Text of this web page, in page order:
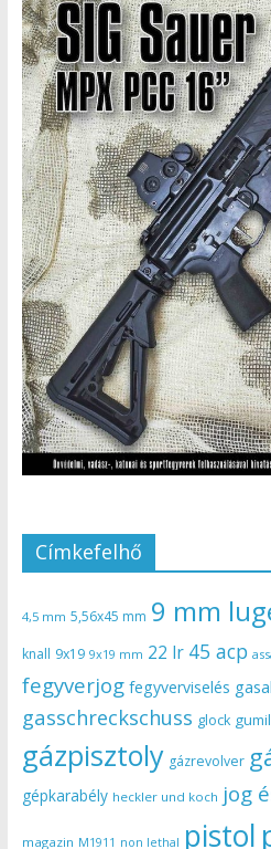
Címkefelhő
4,5 mm 5,56x45 mm 9 mm
knall 9x19 9x19 mm 22 lr 45 acp
fegyverjog fegyverviselés
gasschreckschuss glock
gázpisztoly gázrevolver
gépkarabély heckler und koch jog
magazin M1911 non lethal pistol